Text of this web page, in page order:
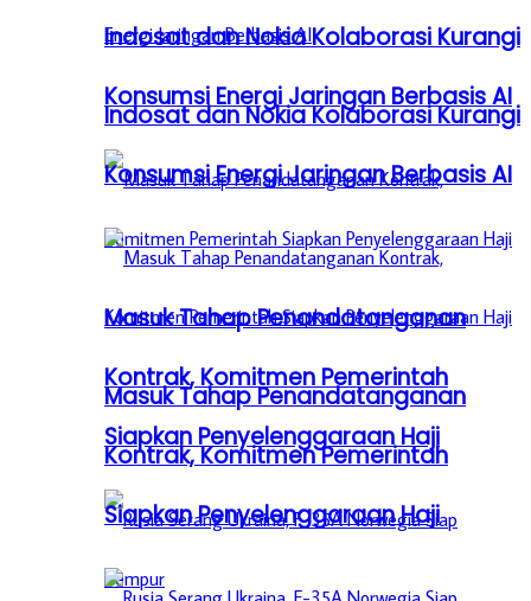
Indosat dan Nokia Kolaborasi Kurangi
Konsumsi Energi Jaringan Berbasis AI
Masuk Tahap Penandatanganan
Kontrak, Komitmen Pemerintah
Siapkan Penyelenggaraan Haji
Indosat dan Nokia Kolaborasi Kurangi
Konsumsi Energi Jaringan Berbasis AI
Masuk Tahap Penandatanganan
Kontrak, Komitmen Pemerintah
Siapkan Penyelenggaraan Haji